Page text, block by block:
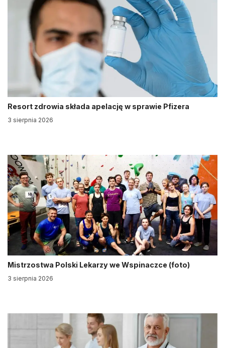
Resort zdrowia składa apelację w sprawie Pfizera
3 sierpnia 2026
Mistrzostwa Polski Lekarzy we Wspinaczce (foto)
3 sierpnia 2026